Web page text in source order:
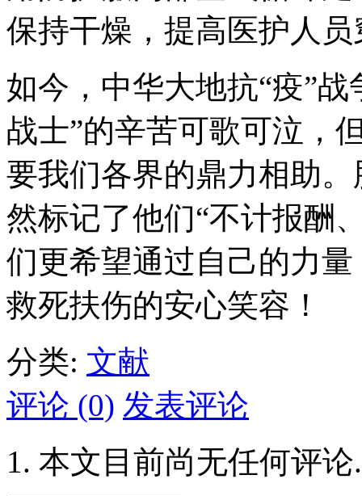
保持干燥，提高医护人
如今，中华大地抗“疫”
战士”的辛苦可歌可泣，
要我们各界的鼎力相助
然标记了他们“不计报酬
们更希望通过自己的力
救死扶伤的安心笑容！
分类: 文献
评论 (0) 发表评论
本文目前尚无任何评论.